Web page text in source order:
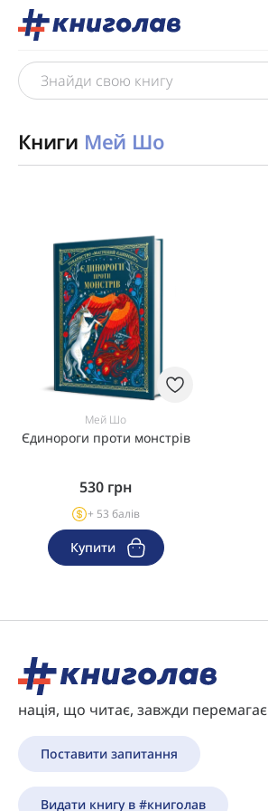
Книги Мей Шо
Мей Шо
Єдинороги проти монстрів
530 грн
+ 53 балів
Купити
нація, що читає, завжди перемагає
Поставити запитання
Видати книгу в #книголав